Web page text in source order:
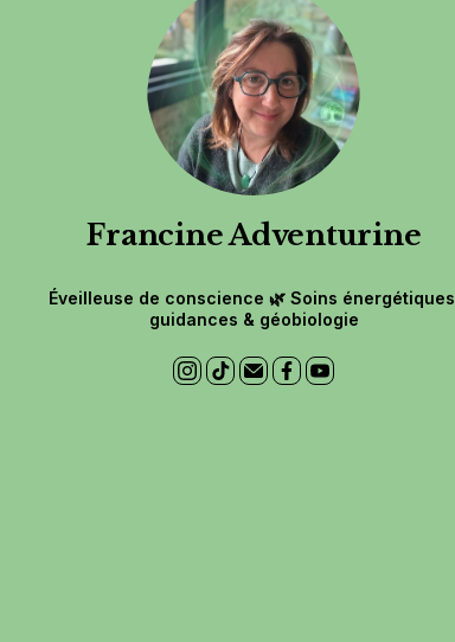
Francine Adventurine
Éveilleuse de conscience 🌿 Soins énergétiques,
guidances & géobiologie